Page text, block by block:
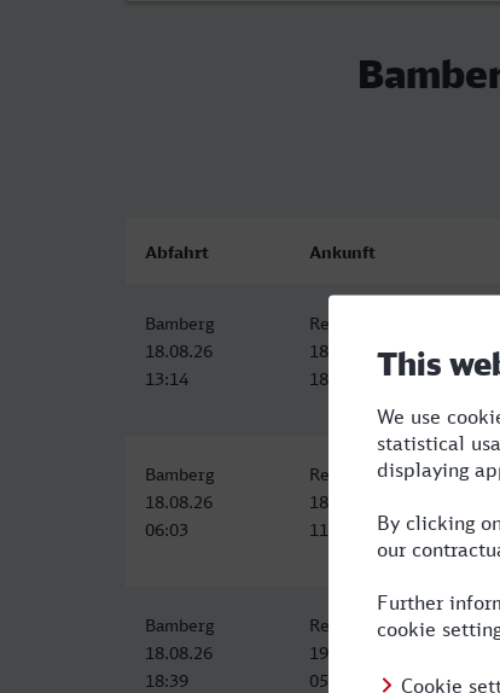
Abfahrt Ankunft
Bamberg
18.08.26
13:14
Remscheid Hbf
18.08.26
18:14
Bamberg
18.08.26
06:03
Remscheid Hbf
18.08.26
11:21
Bamberg
18.08.26
18:39
Remscheid Hbf
19.08.26
05:21